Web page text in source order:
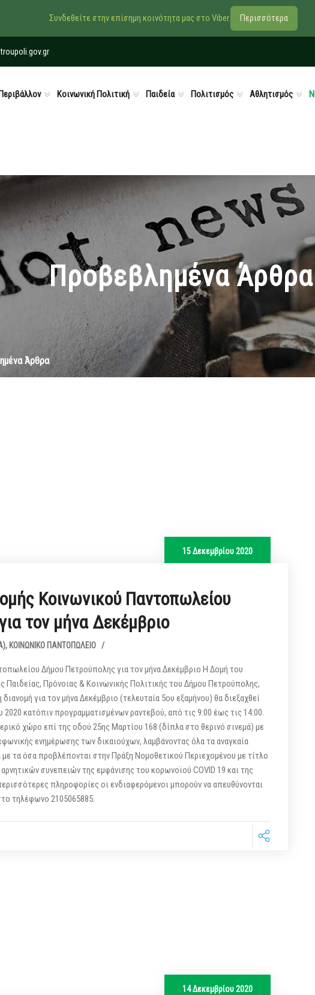
Κοινωνική Πολιτική Παιδεία Πολιτισμός Αθλητισμός
Προβεβλημένα Άρθρα
Άρθρα
15 Δεκεμβρίου 2020
Κοινωνικού Παντοπωλείου
τον μήνα Δεκέμβριο
, ΚΟΙΝΩΝΙΚΌ ΠΑΝΤΟΠΩΛΕΊΟ /
Δήμου Πετρούπολης για τον μήνα Δεκέμβριο Η Δομή του
Πρόνοιας & Κοινωνικής Πολιτικής του Δήμου Πετρούπολης,
για τον μήνα Δεκέμβριο (τελευταία 5ου εξαμήνου) θα διεξαχθεί
κατόπιν προγραμματισμένων ραντεβού, από τις 9:00 έως τις 14:00.
χώρο επί της οδού 25ης Μαρτίου 168 (δίπλα στο θερινό σινεμά) με
ενημέρωσης των δικαιούχων, λαμβάνοντας όλα τα αναγκαία
τα όσα προβλέπονται στην Πράξη Νομοθετικού Περιεχομένου με τίτλο
συνεπειών της εμφάνισης του κορωνοϊού COVID 19 και της
πληροφορίες οι ενδιαφερόμενοι μπορούν να απευθύνονται
τηλέφωνο 2105065885.
14 Δεκεμβρίου 2020
Συνδεθείτε στην επίσημη κοινότητα μας στο Viber. Περισσότερα